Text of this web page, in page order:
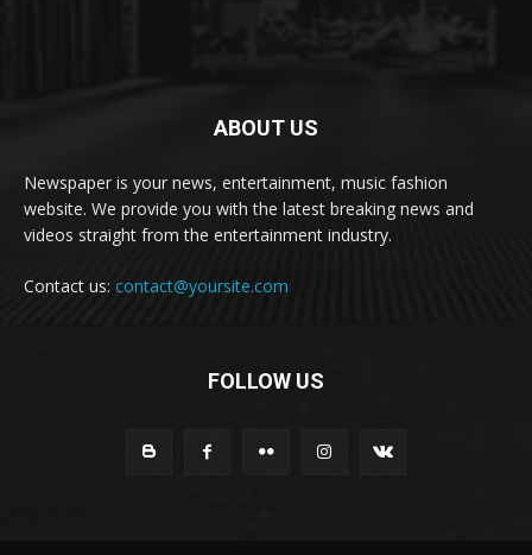
ABOUT US
Newspaper is your news, entertainment, music fashion
website. We provide you with the latest breaking news and
videos straight from the entertainment industry.
Contact us: contact@yoursite.com
FOLLOW US